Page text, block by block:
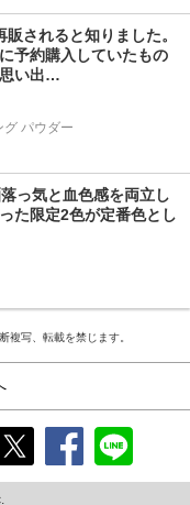
されると知りました。
予約購入していたもの
い出…
グ パウダー
っ気と血色感を両立し
た限定2色が定番色とし
複写、転載を禁じます。